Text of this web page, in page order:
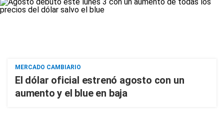
MERCADO CAMBIARIO
El dólar oficial estrenó agosto con un
aumento y el blue en baja